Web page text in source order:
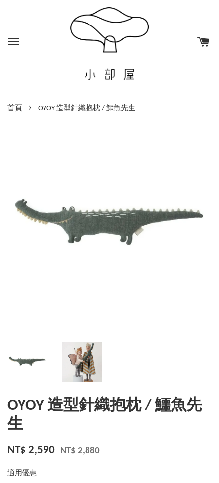
首頁 › OYOY 造型針織抱枕 / 鱷魚先生
OYOY 造型針織抱枕 / 鱷魚先
生
NT$ 2,590 NT$ 2,880
適用優惠